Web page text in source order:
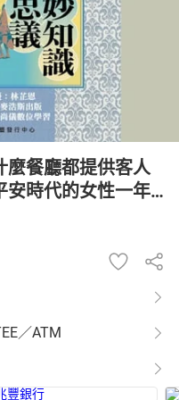
麼餐廳都提供客人
安時代的女性一年
潛規則與豆知識
／ATM